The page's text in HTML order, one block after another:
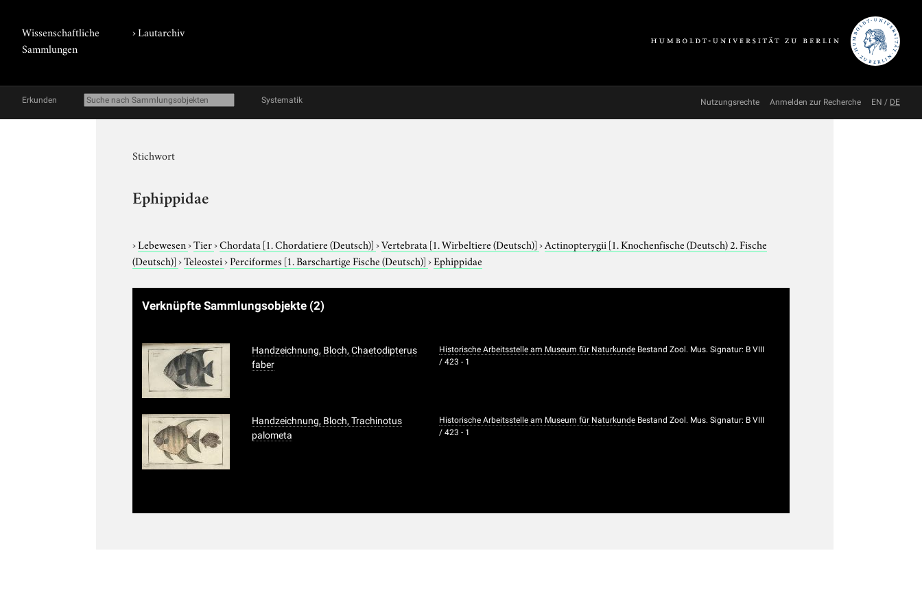
Wissenschaftliche
Sammlungen
›Lautarchiv
Erkunden Systematik Nutzungsrechte Anmelden zur Recherche EN / DE
Stichwort
Ephippidae
›Lebewesen›Tier›Chordata [1. Chordatiere (Deutsch)]›Vertebrata [1. Wirbeltiere (Deutsch)]›Actinopterygii [1. Knochenfische (Deutsch) 2. Fische
(Deutsch)]›Teleostei›Perciformes [1. Barschartige Fische (Deutsch)]›Ephippidae
Verknüpfte Sammlungsobjekte (2)
Handzeichnung, Bloch, Chaetodipterus
faber
Historische Arbeitsstelle am Museum für Naturkunde Bestand Zool. Mus. Signatur: B VIII
/ 423 - 1
Handzeichnung, Bloch, Trachinotus
palometa
Historische Arbeitsstelle am Museum für Naturkunde Bestand Zool. Mus. Signatur: B VIII
/ 423 - 1